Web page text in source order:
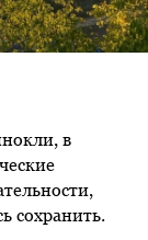
в
сохранить.